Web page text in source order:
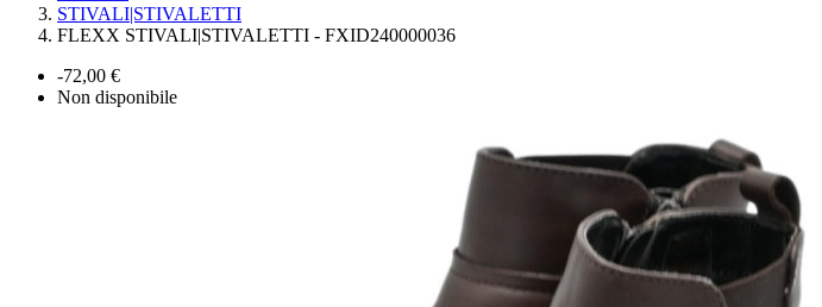
STIVALI|STIVALETTI
FLEXX STIVALI|STIVALETTI - FXID240000036
-72,00 €
Non disponibile